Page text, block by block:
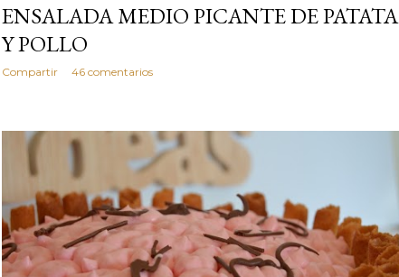
ENSALADA MEDIO PICANTE DE PATATA
Y POLLO
Compartir 46 comentarios